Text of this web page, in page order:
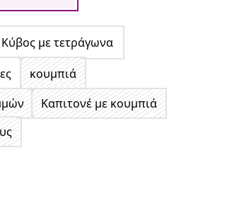
Κύβος με τετράγωνα
κουμπιά
Καπιτονέ με κουμπιά